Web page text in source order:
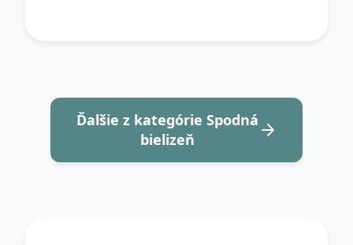
Ďalšie z kategórie Spodná
bielizeň